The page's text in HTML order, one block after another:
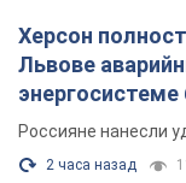
FREYJA
4 часа назад 35,9